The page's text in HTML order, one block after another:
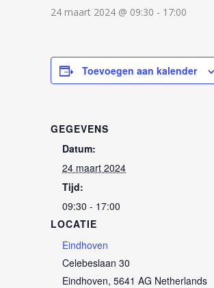
24 maart 2024 @ 09:30 - 17:00
Toevoegen aan kalender
GEGEVENS
Datum:
24 maart 2024
Tijd:
09:30 - 17:00
LOCATIE
Eindhoven
Celebeslaan 30
Eindhoven, 5641 AG Netherlands